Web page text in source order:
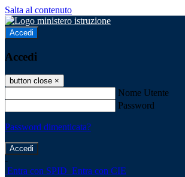
Salta al contenuto
Accedi
Accedi
button close ×
Nome Utente
Password
Password dimenticata?
-
Entra con SPID Entra con CIE